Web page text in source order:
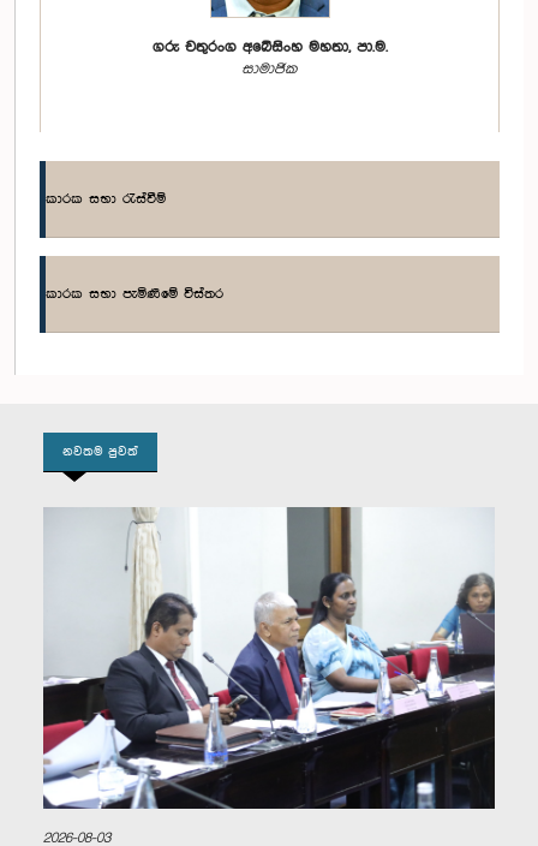
ගරු චතුරංග අබේසිංහ මහතා, පා.ම.
සාමාජික
ගරු එරංග වීරරත්න මහතා, පා.ම.
සාමාජික
කාරක සභා රැස්වීම්
කාරක සභා පැමිණීමේ විස්තර
නවතම පුවත්
2026-08-03